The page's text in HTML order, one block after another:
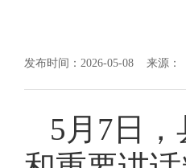
发布时间：2026-05-08 来源：
5月7日